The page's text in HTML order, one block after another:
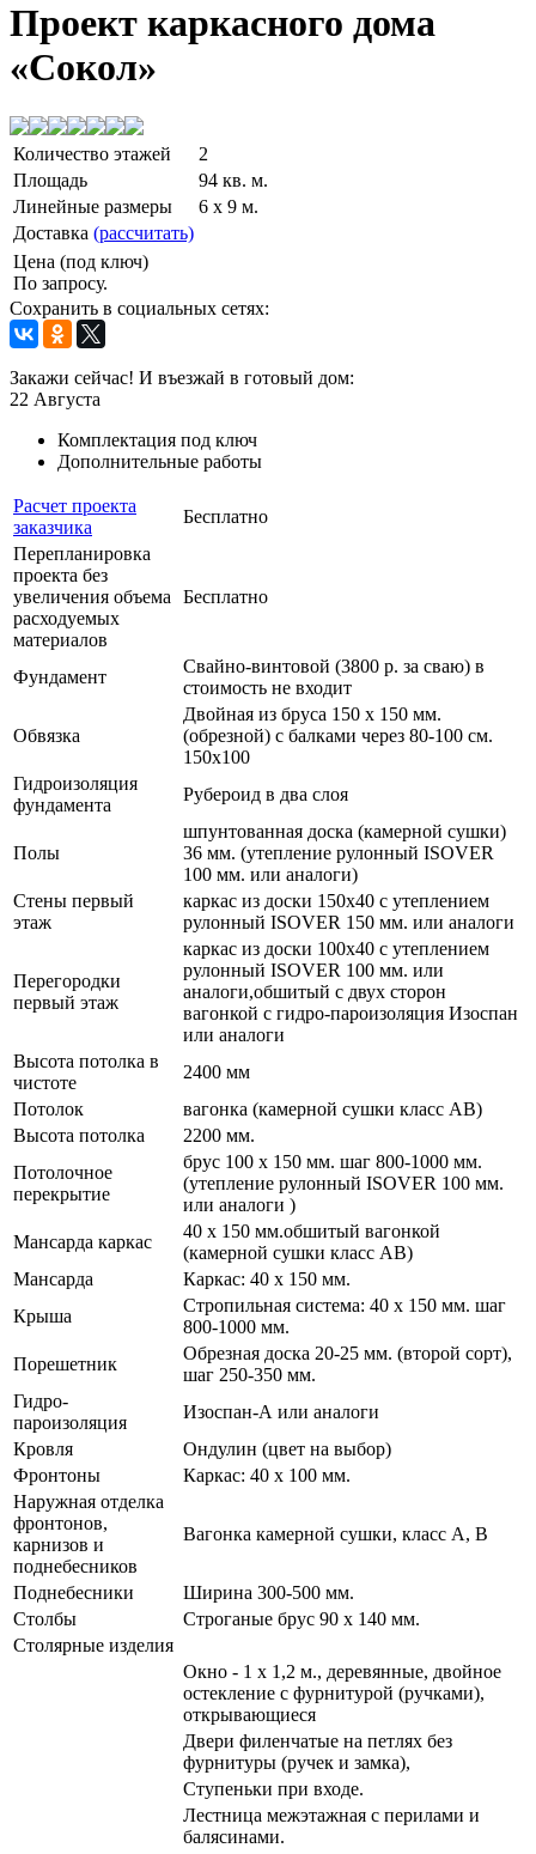
Проект каркасного дома
«Сокол»
Количество этажей
2
Площадь
94 кв. м.
Линейные размеры
6 x 9 м.
Доставка (рассчитать)
Цена (под ключ)
По запросу.
Сохранить в социальных сетях:
Закажи сейчас! И въезжай в готовый дом:
22 Августа
Комплектация под ключ
Дополнительные работы
Расчет проекта
заказчика
Бесплатно
Перепланировка
проекта без
увеличения объема
расходуемых
материалов
Бесплатно
Фундамент
Свайно-винтовой (3800 р. за сваю) в
стоимость не входит
Обвязка
Двойная из бруса 150 х 150 мм.
(обрезной) с балками через 80-100 см.
150х100
Гидроизоляция
фундамента
Рубероид в два слоя
Полы
шпунтованная доска (камерной сушки)
36 мм. (утепление рулонный ISOVER
100 мм. или аналоги)
Стены первый
этаж
каркас из доски 150х40 с утеплением
рулонный ISOVER 150 мм. или аналоги
Перегородки
первый этаж
каркас из доски 100х40 с утеплением
рулонный ISOVER 100 мм. или
аналоги,обшитый с двух сторон
вагонкой с гидро-пароизоляция Изоспан
или аналоги
Высота потолка в
чистоте
2400 мм
Потолок
вагонка (камерной сушки класс АВ)
Высота потолка
2200 мм.
Потолочное
перекрытие
брус 100 х 150 мм. шаг 800-1000 мм.
(утепление рулонный ISOVER 100 мм.
или аналоги )
Мансарда каркас
40 х 150 мм.обшитый вагонкой
(камерной сушки класс АВ)
Мансарда
Каркас: 40 х 150 мм.
Крыша
Стропильная система: 40 х 150 мм. шаг
800-1000 мм.
Порешетник
Обрезная доска 20-25 мм. (второй сорт),
шаг 250-350 мм.
Гидро-
пароизоляция
Изоспан-А или аналоги
Кровля
Ондулин (цвет на выбор)
Фронтоны
Каркас: 40 х 100 мм.
Наружная отделка
фронтонов,
карнизов и
поднебесников
Вагонка камерной сушки, класс А, В
Поднебесники
Ширина 300-500 мм.
Столбы
Строганые брус 90 х 140 мм.
Столярные изделия
Окно - 1 х 1,2 м., деревянные, двойное
остекление с фурнитурой (ручками),
открывающиеся
Двери филенчатые на петлях без
фурнитуры (ручек и замка),
Ступеньки при входе.
Лестница межэтажная с перилами и
балясинами.